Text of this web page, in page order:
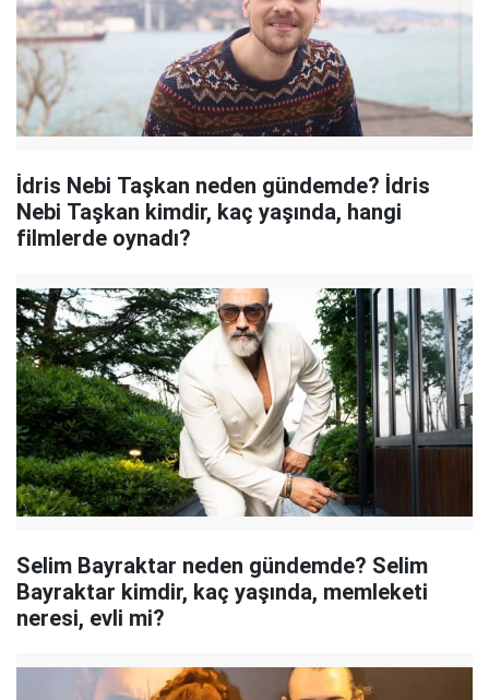
İdris Nebi Taşkan neden gündemde? İdris
Nebi Taşkan kimdir, kaç yaşında, hangi
filmlerde oynadı?
Selim Bayraktar neden gündemde? Selim
Bayraktar kimdir, kaç yaşında, memleketi
neresi, evli mi?